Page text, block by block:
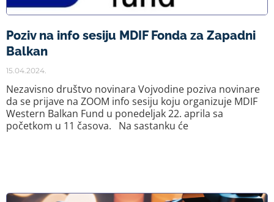
Poziv na info sesiju MDIF Fonda za Zapadni
Balkan
15.04.2024.
Nezavisno društvo novinara Vojvodine poziva novinare
da se prijave na ZOOM info sesiju koju organizuje MDIF
Western Balkan Fund u ponedeljak 22. aprila sa
početkom u 11 časova. Na sastanku će